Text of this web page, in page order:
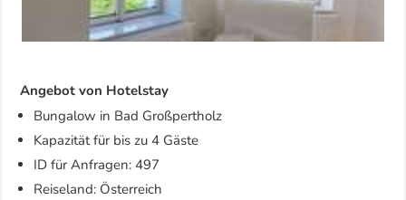
Angebot von Hotelstay
Bungalow in Bad Großpertholz
Kapazität für bis zu 4 Gäste
ID für Anfragen: 497
Reiseland: Österreich